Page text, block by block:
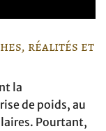
réalités et
la
de poids, au
Pourtant,